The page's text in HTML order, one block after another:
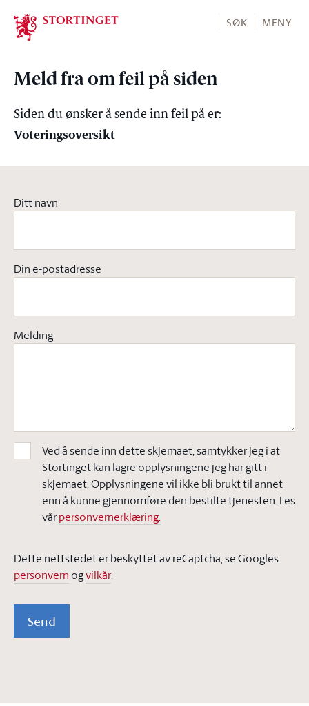
Stortinget.no
SØK MENY
Meld fra om feil på siden
Siden du ønsker å sende inn feil på er:
Voteringsoversikt
Ditt navn
Din e-postadresse
Melding
Ved å sende inn dette skjemaet, samtykker jeg i at
Stortinget kan lagre opplysningene jeg har gitt i
skjemaet. Opplysningene vil ikke bli brukt til annet
enn å kunne gjennomføre den bestilte tjenesten. Les
vårpersonvernerklæring.
Dette nettstedet er beskyttet av reCaptcha, se Googles
personvern ogvilkår.
Send